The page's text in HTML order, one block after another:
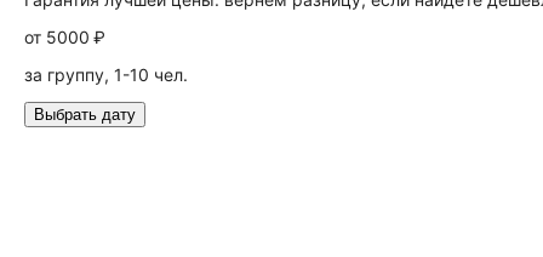
от 5000 ₽
за группу, 1-10 чел.
Выбрать дату